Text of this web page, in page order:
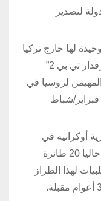
إن بايكار وقعت عقودا مع 22 دولة لتصدير
لها خارج تركيا
في أوكرانيا، حيث ساعدت طائرات “بيرقدار تي بي 2”
لروسيا في
فبراير/شباط
أوكرانية في
أغسطس/آب الماضي بأن الشركة تنتج حاليا 20 طائرة
الطلبيات لهذا الطراز